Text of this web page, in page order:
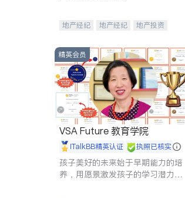
地产经纪 地产经纪
地产投资
精英会员
VSA Future 教育学院
iTalkBB精英认证 执照已核实
孩子美好的未来始于早期能力的培
养，用愿景激发孩子的学习潜力和